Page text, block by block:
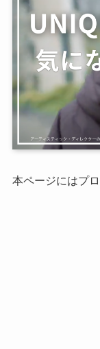
本ページにはプ